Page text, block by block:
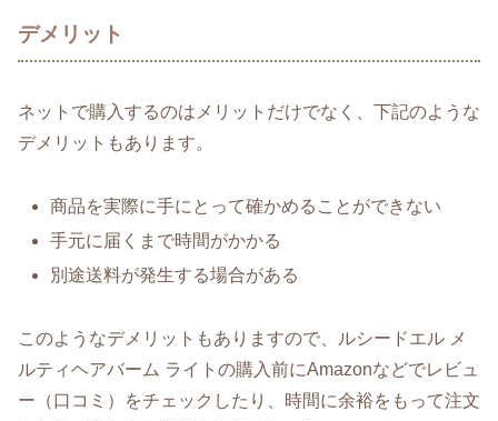
デメリット
ネットで購入するのはメリットだけでなく、下記のような
デメリットもあります。
商品を実際に手にとって確かめることができない
手元に届くまで時間がかかる
別途送料が発生する場合がある
このようなデメリットもありますので、ルシードエル メ
ルティヘアバーム ライトの購入前にAmazonなどでレビュ
ー（口コミ）をチェックしたり、時間に余裕をもって注文